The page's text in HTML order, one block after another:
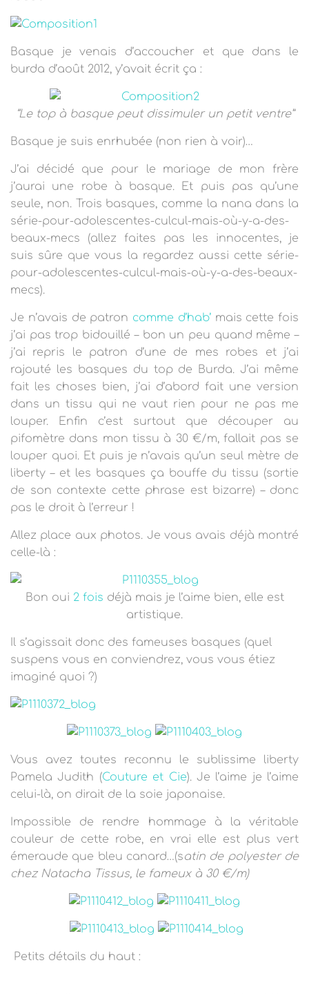
Basque je venais d’accoucher et que dans le
burda d’août 2012, y’avait écrit ça :
“Le top à basque peut dissimuler un petit ventre”
Basque je suis enrhubée (non rien à voir)…
J’ai décidé que pour le mariage de mon frère
j’aurai une robe à basque. Et puis pas qu’une
seule, non. Trois basques, comme la nana dans la
série-pour-adolescentes-culcul-mais-où-y-a-des-
beaux-mecs (allez faites pas les innocentes, je
suis sûre que vous la regardez aussi cette série-
pour-adolescentes-culcul-mais-où-y-a-des-beaux-
mecs).
Je n’avais de patron comme d’hab’mais cette fois
j’ai pas trop bidouillé – bon un peu quand même –
j’ai repris le patron d’une de mes robes et j’ai
rajouté les basques du top de Burda. J’ai même
fait les choses bien, j’ai d’abord fait une version
dans un tissu qui ne vaut rien pour ne pas me
louper. Enfin c’est surtout que découper au
pifomètre dans mon tissu à 30 €/m, fallait pas se
louper quoi. Et puis je n’avais qu’un seul mètre de
liberty – et les basques ça bouffe du tissu (sortie
de son contexte cette phrase est bizarre) – donc
pas le droit à l’erreur !
Allez place aux photos. Je vous avais déjà montré
celle-là :
Bon oui 2 fois déjà mais je l’aime bien, elle est
artistique.
Il s’agissait donc des fameuses basques (quel
suspens vous en conviendrez, vous vous étiez
imaginé quoi ?)
Vous avez toutes reconnu le sublissime liberty
Pamela Judith (Couture et Cie). Je l’aime je l’aime
celui-là, on dirait de la soie japonaise.
Impossible de rendre hommage à la véritable
couleur de cette robe, en vrai elle est plus vert
émeraude que bleu canard…(satin de polyester de
chez Natacha Tissus, le fameux à 30 €/m)
Petits détails du haut :